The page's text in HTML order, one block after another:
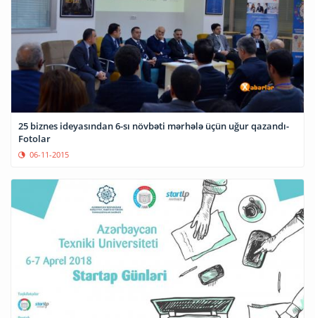
25 biznes ideyasından 6-sı növbəti mərhələ üçün uğur qazandı-
Fotolar
06-11-2015